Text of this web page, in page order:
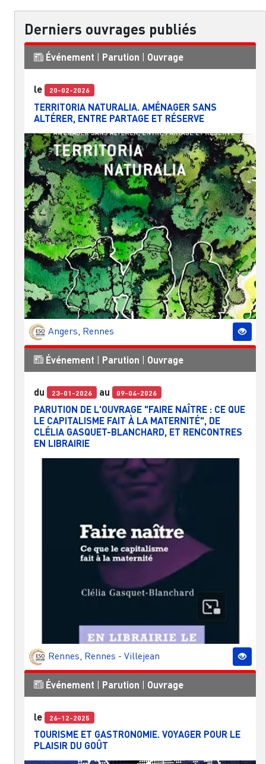
Derniers ouvrages publiés
Événement Parution Ouvrage
le 20-02-2026
TERRITORIA NATURALIA. AMÉNAGER SANS
ALTÉRER, ENTRE PARTAGE ET RÉSERVE
Angers Rennes
Événement | Parution | Ouvrage
du 23-01-2026 au 09-04-2026
PARUTION DE L'OUVRAGE "FAIRE NAÎTRE : CE QUE
LE CAPITALISME FAIT À LA MATERNITÉ", DE
CLÉLIA GASQUET-BLANCHARD, ET RENCONTRES
EN LIBRAIRIE
Rennes Rennes - Villejean
Événement | Parution | Ouvrage
le 26-12-2025
TOURISME ET GASTRONOMIE. VOYAGER POUR LE
PLAISIR DU GOÛT